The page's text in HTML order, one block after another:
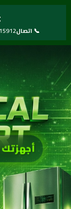
تخطي
📞 اتصال15912